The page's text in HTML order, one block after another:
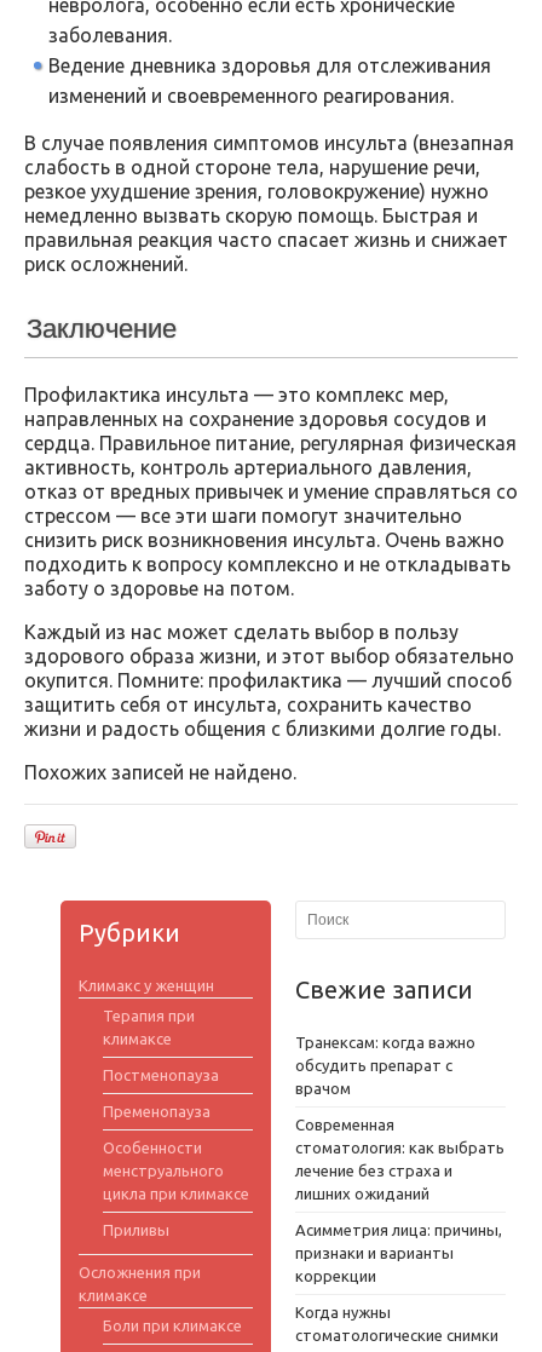
невролога, особенно если есть хронические
заболевания.
Ведение дневника здоровья для отслеживания
изменений и своевременного реагирования.
В случае появления симптомов инсульта (внезапная
слабость в одной стороне тела, нарушение речи,
резкое ухудшение зрения, головокружение) нужно
немедленно вызвать скорую помощь. Быстрая и
правильная реакция часто спасает жизнь и снижает
риск осложнений.
Заключение
Профилактика инсульта — это комплекс мер,
направленных на сохранение здоровья сосудов и
сердца. Правильное питание, регулярная физическая
активность, контроль артериального давления,
отказ от вредных привычек и умение справляться со
стрессом — все эти шаги помогут значительно
снизить риск возникновения инсульта. Очень важно
подходить к вопросу комплексно и не откладывать
заботу о здоровье на потом.
Каждый из нас может сделать выбор в пользу
здорового образа жизни, и этот выбор обязательно
окупится. Помните: профилактика — лучший способ
защитить себя от инсульта, сохранить качество
жизни и радость общения с близкими долгие годы.
Похожих записей не найдено.
Рубрики
Климакс у женщин
Терапия при
климаксе
Постменопауза
Пременопауза
Особенности
менструального
цикла при климаксе
Приливы
Осложнения при
климаксе
Боли при климаксе
Свежие записи
Транексам: когда важно
обсудить препарат с
врачом
Современная
стоматология: как выбрать
лечение без страха и
лишних ожиданий
Асимметрия лица: причины,
признаки и варианты
коррекции
Когда нужны
стоматологические снимки